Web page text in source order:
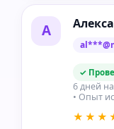
А
✓
6 дней
• Опыт